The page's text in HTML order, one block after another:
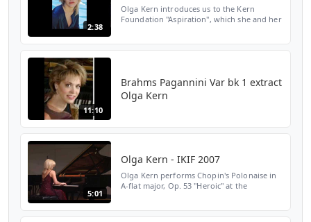
2:38
Olga Kern introduces us to the Kern
Foundation "Aspiration", which she and her
11:10
Brahms Pagannini Var bk 1 extract
Olga Kern
5:01
Olga Kern - IKIF 2007
Olga Kern performs Chopin's Polonaise in
A-flat major, Op. 53 "Heroic" at the